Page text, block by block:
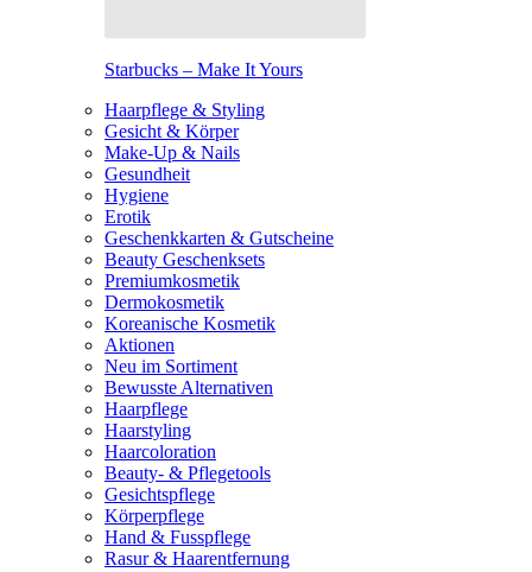
Starbucks – Make It Yours
Haarpflege & Styling
Gesicht & Körper
Make-Up & Nails
Gesundheit
Hygiene
Erotik
Geschenkkarten & Gutscheine
Beauty Geschenksets
Premiumkosmetik
Dermokosmetik
Koreanische Kosmetik
Aktionen
Neu im Sortiment
Bewusste Alternativen
Haarpflege
Haarstyling
Haarcoloration
Beauty- & Pflegetools
Gesichtspflege
Körperpflege
Hand & Fusspflege
Rasur & Haarentfernung